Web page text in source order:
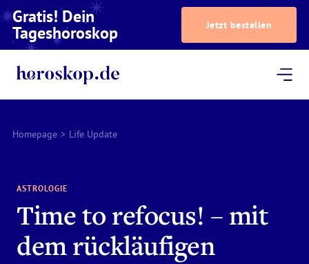
Gratis! Dein
Tageshoroskop Jetzt bestellen
Homepage > Life Update
ASTROLOGIE
Time to refocus! – mit
dem rückläufigen